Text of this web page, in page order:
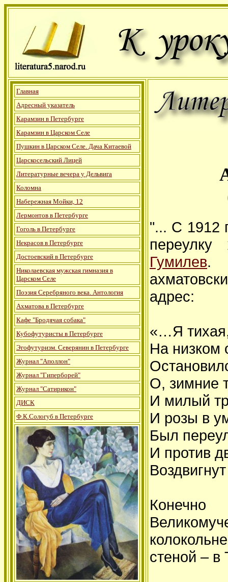
Главная
Адресный указатель
Карамзин в Петербурге
Карамзин в Царском Селе
Пушкин в Царском Селе. Дача Китаевой
Царскосельский Лицей
Литературные вечера у Дельвига
Коломна
Набережная Мойки, 12
Лермонтов в Петербурге
Гоголь в Петербурге
Некрасов в Петербурге
Достоевский в Петербурге
Николаевская мужская гимназия в
Царском Селе
Поэзия Серебряного века. Антология
Ахматова в Петербурге
Кафе "Бродячая собака"
Кубофутуристы в Петербурге
Эгофутуризм. Северянин в Петербурге
Журнал "Аполлон"
Журнал "Гиперборей"
Журнал "Сатирикон"
ДИСК
Ф.К.Сологуб в Петербурге
"... С 1912
Гумилев.
адрес:
«…Я
На низком
О, зимние
И милый
И розы в
Был
И против
стеной – в